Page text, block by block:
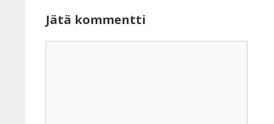
Jätä kommentti